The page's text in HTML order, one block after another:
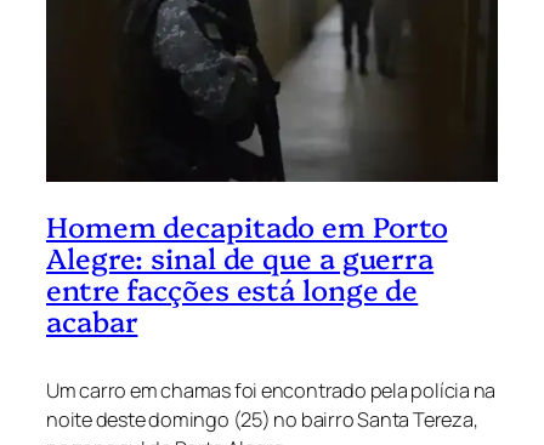
Homem decapitado em Porto
Alegre: sinal de que a guerra
entre facções está longe de
acabar
Um carro em chamas foi encontrado pela polícia na
noite deste domingo (25) no bairro Santa Tereza,